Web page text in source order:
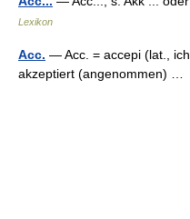
Lexikon
Acc. — Acc. = accepi (lat.,
akzeptiert (angenommen) …